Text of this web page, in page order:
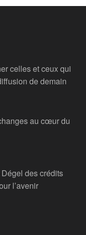
celles et ceux qui
de demain
au cœur du
des crédits
l’avenir